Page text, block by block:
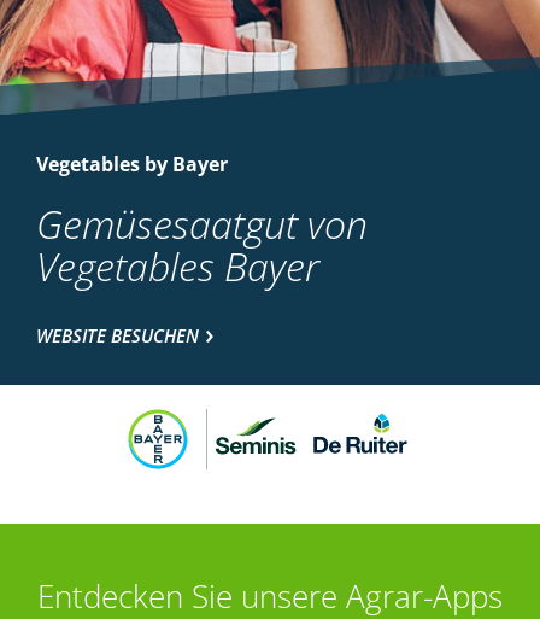
Vegetables by Bayer
Gemüsesaatgut von
Vegetables Bayer
WEBSITE BESUCHEN
Entdecken Sie unsere Agrar-Apps